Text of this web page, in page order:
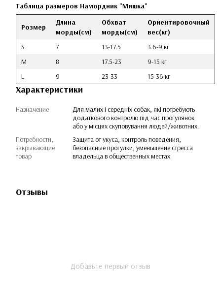
Таблица размеров Намордник "Мишка"
Розмер
Длина
морды(см)
Обхват
морды(см)
Ориентировочный
вес(кг)
S
7 13-17.5
3.6-9 кг
M
8 17.5-23
9-15 кг
L
9 23-33 15-36 кг
Характеристики
Назначение
Для малих і середніх собак, які потребують
додаткового контролю під час прогулянок
або у місцях скуповування людей/животних.
Потребности,
закрывающие
товар
Защита от укуса, контроль поведения,
безопасные прогулки, уменьшение стресса
владельца в общественных местах
Отзывы
Добавьте первый отзыв